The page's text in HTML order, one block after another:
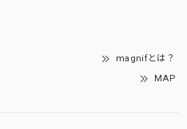
magnifとは？
MAP